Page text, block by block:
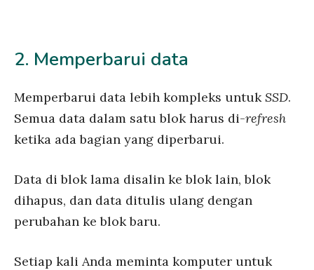
2. Memperbarui data
Memperbarui data lebih kompleks untukSSD.
Semua data dalam satu blok harus di-refresh
ketika ada bagian yang diperbarui.
Data di blok lama disalin ke blok lain, blok
dihapus, dan data ditulis ulang dengan
perubahan ke blok baru.
Setiap kali Anda meminta komputer untuk